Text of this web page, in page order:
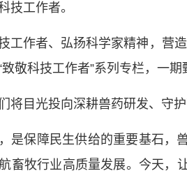
技工作者。
工作者、弘扬科学家精神，营
敬科技工作者”系列专栏，一
将目光投向深耕兽药研发、守
是保障民生供给的重要基石，
畜牧行业高质量发展。今天，